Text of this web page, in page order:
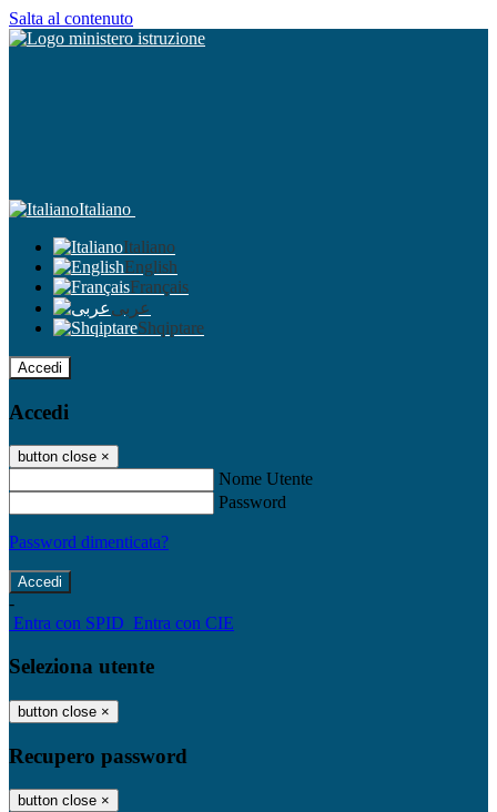
Salta al contenuto
Italiano
Italiano
English
Français
عربى
Shqiptare
Accedi
Accedi
button close ×
Nome Utente
Password
Password dimenticata?
-
Entra con SPID Entra con CIE
Seleziona utente
button close ×
Recupero password
button close ×